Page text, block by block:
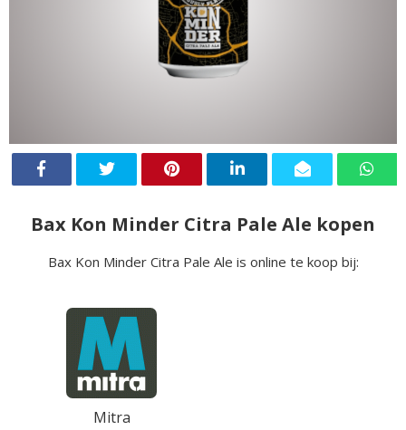
Bax Kon Minder Citra Pale Ale kopen
Bax Kon Minder Citra Pale Ale is online te koop bij:
Mitra